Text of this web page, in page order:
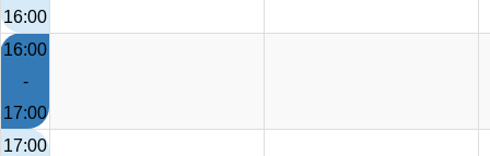
16:00
16:00
-
17:00
17:00